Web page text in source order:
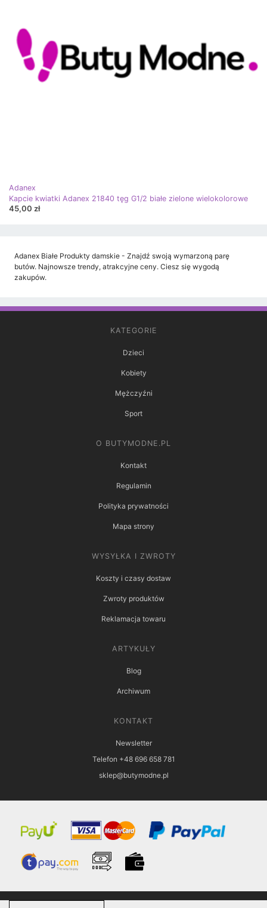
Adanex
Kapcie kwiatki Adanex 21840 tęg G1/2 białe zielone wielokolorowe
45,00 zł
Adanex Białe Produkty damskie - Znajdź swoją wymarzoną parę
butów. Najnowsze trendy, atrakcyjne ceny. Ciesz się wygodą
zakupów.
KATEGORIE
Dzieci
Kobiety
Mężczyźni
Sport
O BUTYMODNE.PL
Kontakt
Regulamin
Polityka prywatności
Mapa strony
WYSYŁKA I ZWROTY
Koszty i czasy dostaw
Zwroty produktów
Reklamacja towaru
ARTYKUŁY
Blog
Archiwum
KONTAKT
Newsletter
Telefon +48 696 658 781
sklep@butymodne.pl